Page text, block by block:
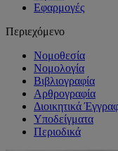
Εφαρμογές
Περιεχόμενο
Νομοθεσία
Νομολογία
Βιβλιογραφία
Αρθρογραφία
Διοικητικά
Υποδείγματα
Περιοδικά